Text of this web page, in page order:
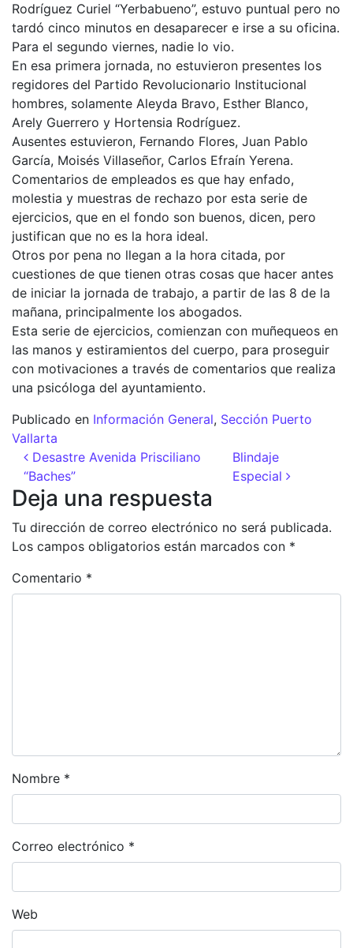
Rodríguez Curiel “Yerbabueno”, estuvo puntual pero no
tardó cinco minutos en desaparecer e irse a su oficina.
Para el segundo viernes, nadie lo vio.
En esa primera jornada, no estuvieron presentes los
regidores del Partido Revolucionario Institucional
hombres, solamente Aleyda Bravo, Esther Blanco,
Arely Guerrero y Hortensia Rodríguez.
Ausentes estuvieron, Fernando Flores, Juan Pablo
García, Moisés Villaseñor, Carlos Efraín Yerena.
Comentarios de empleados es que hay enfado,
molestia y muestras de rechazo por esta serie de
ejercicios, que en el fondo son buenos, dicen, pero
justifican que no es la hora ideal.
Otros por pena no llegan a la hora citada, por
cuestiones de que tienen otras cosas que hacer antes
de iniciar la jornada de trabajo, a partir de las 8 de la
mañana, principalmente los abogados.
Esta serie de ejercicios, comienzan con muñequeos en
las manos y estiramientos del cuerpo, para proseguir
con motivaciones a través de comentarios que realiza
una psicóloga del ayuntamiento.
Publicado en Información General, Sección Puerto
Vallarta
Navegación de entradas
Desastre Avenida Prisciliano
“Baches”
Blindaje
Especial
Deja una respuesta
Tu dirección de correo electrónico no será publicada.
Los campos obligatorios están marcados con *
Comentario *
Nombre *
Correo electrónico *
Web